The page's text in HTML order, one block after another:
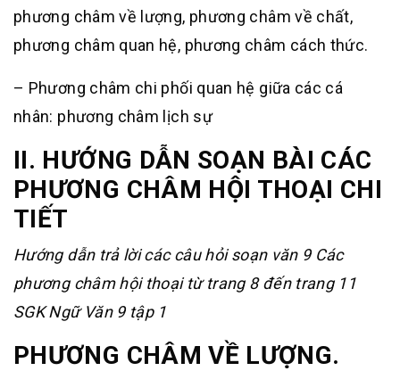
phương châm về lượng, phương châm về chất,
phương châm quan hệ, phương châm cách thức.
– Phương châm chi phối quan hệ giữa các cá
nhân: phương châm lịch sự
II. HƯỚNG DẪN SOẠN BÀI CÁC
PHƯƠNG CHÂM HỘI THOẠI CHI
TIẾT
Hướng dẫn trả lời các câu hỏi soạn văn 9 Các
phương châm hội thoại từ trang 8 đến trang 11
SGK Ngữ Văn 9 tập 1
PHƯƠNG CHÂM VỀ LƯỢNG.